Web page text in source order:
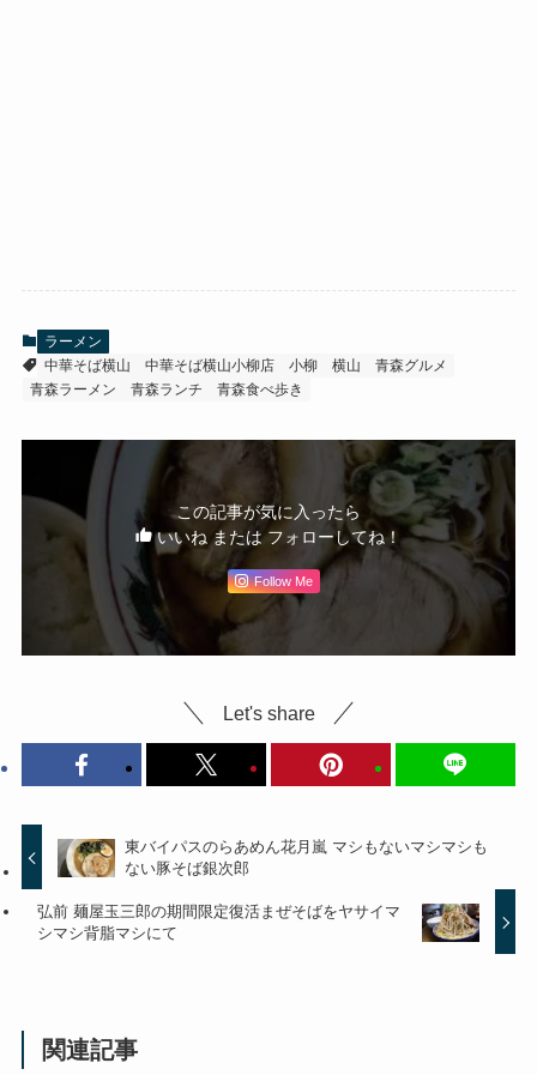
ラーメン
中華そば横山
中華そば横山小柳店 小柳 横山
青森グルメ
青森ラーメン
青森ランチ 青森食べ歩き
この記事が気に入ったら
いいね または フォローしてね！
Follow Me
Let's share
東バイパスのらあめん花月嵐 マシもないマシマシも
ない豚そば銀次郎
弘前 麺屋玉三郎の期間限定復活まぜそばをヤサイマ
シマシ背脂マシにて
関連記事